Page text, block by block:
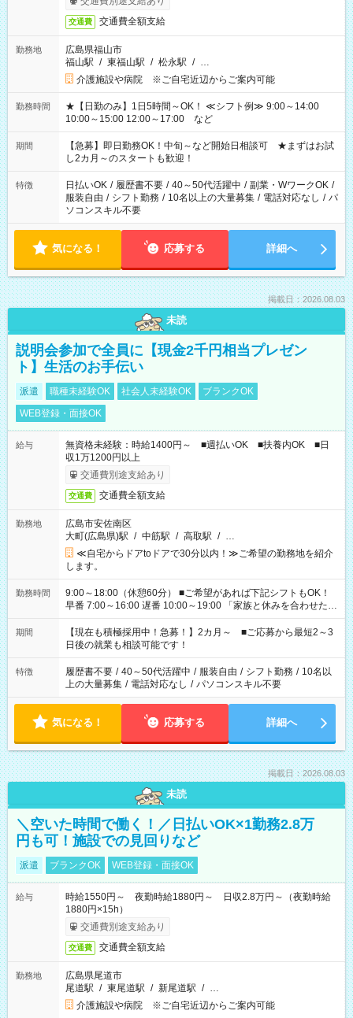
交通費 交通費全額支給
勤務地
広島県福山市
福山駅 / 東福山駅 / 松永駅 / …
介護施設や病院 ※ご自宅近辺からご案内可能
勤務時間
★【日勤のみ】1日5時間～OK！ ≪シフト例≫ 9:00～14:00
10:00～15:00 12:00～17:00 など
期間
【急募】即日勤務OK！中旬～など開始日相談可 ★まずはお試
し2カ月～のスタートも歓迎！
特徴 日払いOK / 履歴書不要 / 40～50代活躍中 / 副業・WワークOK /
服装自由 / シフト勤務 / 10名以上の大量募集 / 電話対応なし / パ
ソコンスキル不要
気になる！ 応募する 詳細へ
掲載日：2026.08.03
未読
説明会参加で全員に【現金2千円相当プレゼン
ト】生活のお手伝い
派遣 職種未経験OK 社会人未経験OK
ブランクOK
WEB登録・面接OK
給与
無資格未経験：時給1400円～ ■週払いOK ■扶養内OK ■日
収1万1200円以上
交通費別途支給あり
交通費 交通費全額支給
勤務地
広島市安佐南区
大町(広島県)駅 / 中筋駅 / 高取駅 / …
≪自宅からドアtoドアで30分以内！≫ご希望の勤務地を紹介
します。
勤務時間
9:00～18:00（休憩60分） ■ご希望があれば下記シフトもOK！
早番 7:00～16:00 遅番 10:00～19:00 「家族と休みを合わせた
い」 「余裕を持って夕飯の準備がしたい」 「できれば残業はし
たくない」 など、ご希望を教えてくださいね。 ※Wワーク希望
の方へ 今ご覧のお仕事で希望する勤務時間と、もう1つのお仕事
の勤務時間。 合計で週40時間を超える場合は応募できません。
期間
【現在も積極採用中！急募！】2カ月～ ■ご応募から最短2～3
日後の就業も相談可能です！
特徴 履歴書不要 / 40～50代活躍中 / 服装自由 / シフト勤務 / 10名以
上の大量募集 / 電話対応なし / パソコンスキル不要
気になる！ 応募する 詳細へ
掲載日：2026.08.03
未読
＼空いた時間で働く！／日払いOK×1勤務2.8万
円も可！施設での見回りなど
派遣 ブランクOK WEB登録・面接OK
給与
時給1550円～ 夜勤時給1880円～ 日収2.8万円～（夜勤時給
1880円×15h）
交通費別途支給あり
交通費 交通費全額支給
勤務地
広島県尾道市
尾道駅 / 東尾道駅 / 新尾道駅 / …
介護施設や病院 ※ご自宅近辺からご案内可能